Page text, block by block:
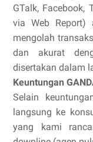
GTalk, Facebook,
via Web Report)
mengolah
dan akurat
disertakan dalam
Keuntungan
Selain
langsung ke
yang kami